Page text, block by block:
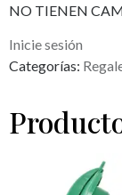
NO TIENEN
Inicie sesión
Categorías: